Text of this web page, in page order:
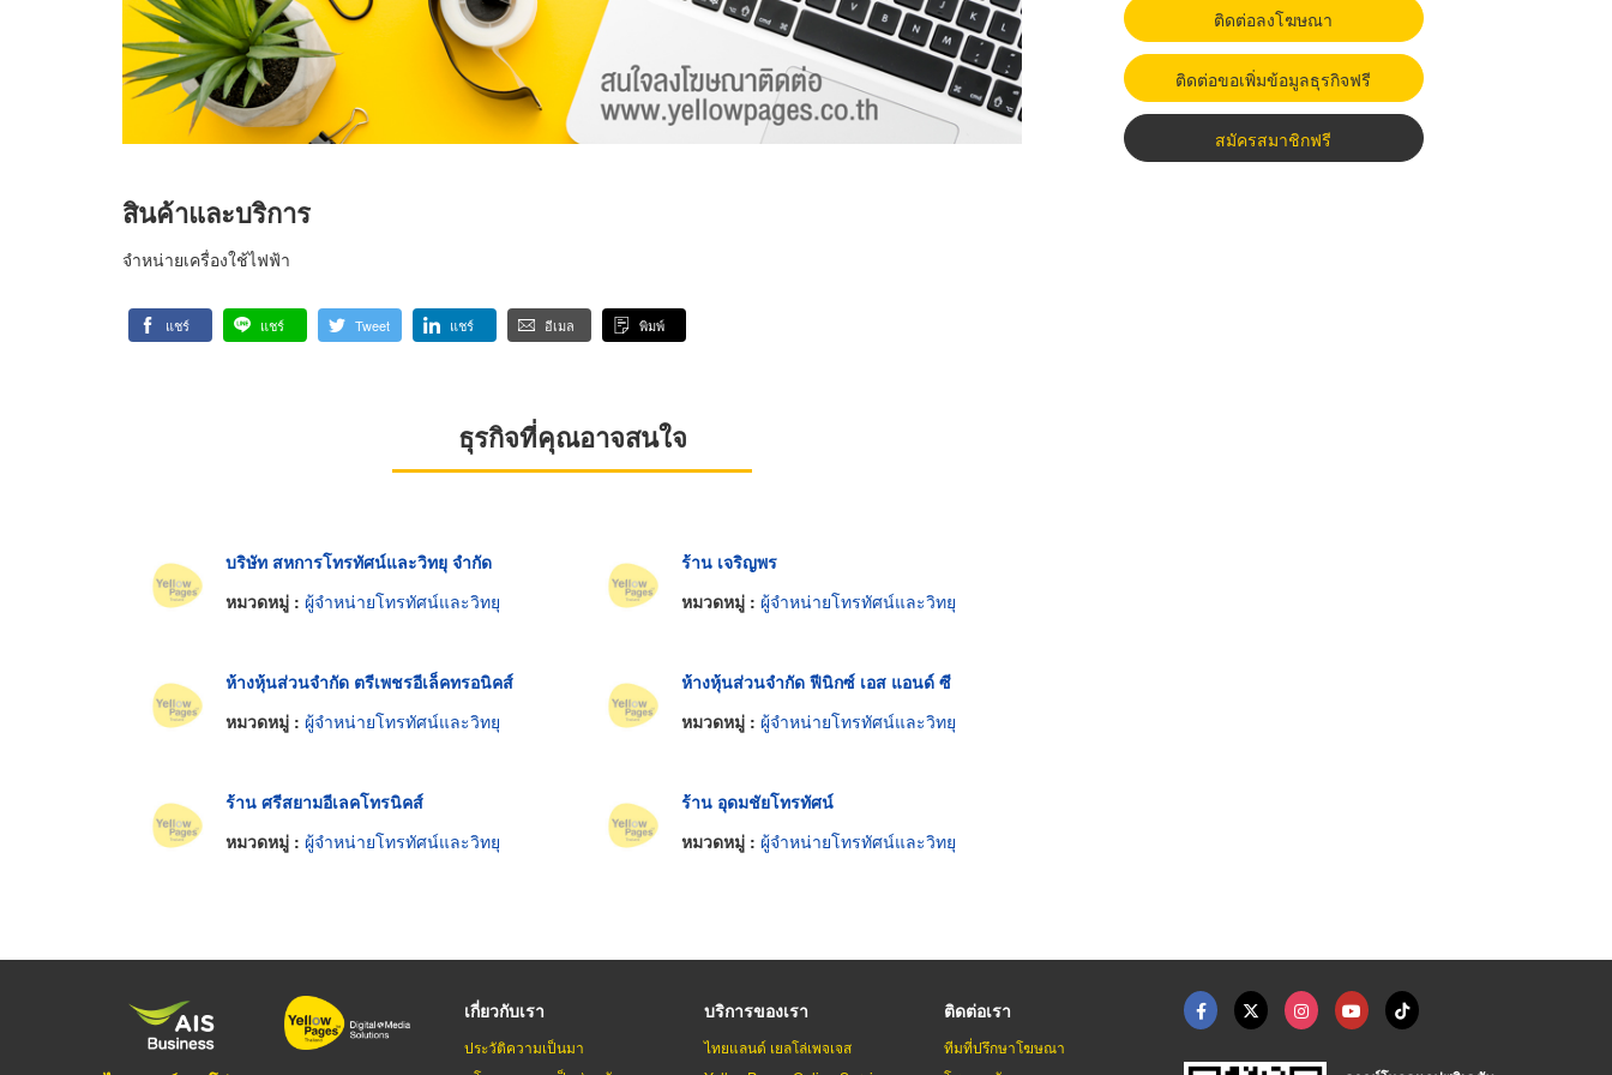
สินค้าและบริการ
จำหน่ายเครื่องใช้ไฟฟ้า
แชร์ แชร์ Tweet แชร์ อีเมล พิมพ์
ธุรกิจที่คุณอาจสนใจ
บริษัท สหการโทรทัศน์และวิทยุ จำกัด
หมวดหมู่ : ผู้จำหน่ายโทรทัศน์และวิทยุ
ร้าน เจริญพร
หมวดหมู่ : ผู้จำหน่ายโทรทัศน์และวิทยุ
ห้างหุ้นส่วนจำกัด ตรีเพชรอีเล็คทรอนิคส์
หมวดหมู่ : ผู้จำหน่ายโทรทัศน์และวิทยุ
ห้างหุ้นส่วนจำกัด ฟีนิกซ์ เอส แอนด์ ซี
หมวดหมู่ : ผู้จำหน่ายโทรทัศน์และวิทยุ
ร้าน ศรีสยามอีเลคโทรนิคส์
หมวดหมู่ : ผู้จำหน่ายโทรทัศน์และวิทยุ
ร้าน อุดมชัยโทรทัศน์
หมวดหมู่ : ผู้จำหน่ายโทรทัศน์และวิทยุ
ติดต่อลงโฆษณา
ติดต่อขอเพิ่มข้อมูลธุรกิจฟรี
สมัครสมาชิกฟรี
เกี่ยวกับเรา
ประวัติความเป็นมา
บริการของเรา
ไทยแลนด์ เยลโล่เพจเจส
ติดต่อเรา
ทีมที่ปรึกษาโฆษณา